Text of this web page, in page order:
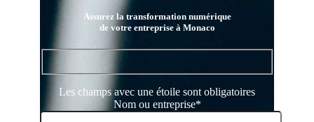
Assurez la transformation numérique
de votre entreprise à Monaco
Les champs avec une étoile sont obligatoires
Nom ou entreprise*